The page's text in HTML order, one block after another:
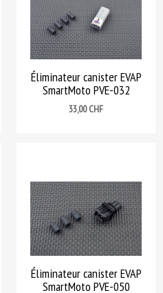
Éliminateur canister EVAP
SmartMoto PVE-032
Prix
33,00 CHF
Éliminateur canister EVAP
SmartMoto PVE-050